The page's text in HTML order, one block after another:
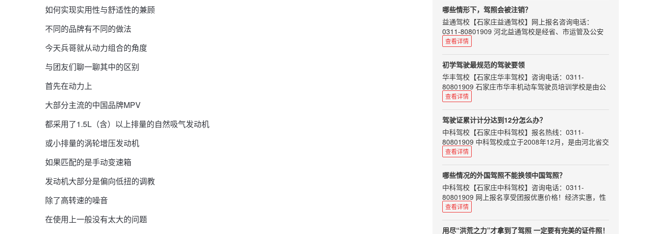
如何实现实用性与舒适性的兼顾
不同的品牌有不同的做法
今天兵哥就从动力组合的角度
与团友们聊一聊其中的区别
首先在动力上
大部分主流的中国品牌MPV
都采用了1.5L（含）以上排量的自然吸气发动机
或小排量的涡轮增压发动机
如果匹配的是手动变速箱
发动机大部分是偏向低扭的调教
除了高转速的噪音
在使用上一般没有太大的问题
也许确实会有这样的情况：部分驾校的场地较便宜、或
是驾校部分让利，从而使其驾考价格低于当地平均水平
几百块，但是这种上千块的报价落差可能会存在猫腻
所以，学车的话，看驾校的报价，更需要的看的是总
价。
可能你是第一次报名，你身...
套考试科目。
驾校、教练之于学车的学员，教练则显得格外重要。一
个好的教练不仅能让我们学习到考试技巧，还能在他的
身上学习到正确的驾驶心得。教练水平高低，可以决定
学员技术掌握及拿照速度，所以说选对教练很重要!
这里先列举一些靠谱的好教练的标准：对待学员耐心细
心有责任感；学员难免犯错，对待学员不大吼大叫变相
羞辱；不会向学员收取“好处”；不势力，对每位学员一
视同仁；诙谐幽默…
如何挑选好教练，可谓是困扰广大学员的重要难题了，
好教练就如好对...
哪些情形下，驾照会被注销？
益通驾校 【石家庄益通驾校】网上报名咨询电话：
0311-80801909 河北益通驾校是经省、市运管及公安
交通部门正式批准的培训与考场为一体的标准化驾校。
套考试科目。
机动车驾驶人具有下列情形之一的，车辆管理所应当注
销其机动车驾驶证：
一、死亡的；
二、身体条件不适合驾驶机动车的；
三、提出注销申请的；
四、丧失民事行为能力，监护人提出注销申请的；
五、超过机动车驾驶证有效期一年以上未换证的；
六、年龄在60周岁以上，在一个记分周期结束后一年内
未提交身体条件证明的；或者持有大型客车、牵引车、
城市公交车、中型客车、大型货车、无轨电车、有轨电
车准驾车型，在两个记分周期结束后一年内未提交身体
条件证明；或者持...
查看详情
初学驾驶最规范的驾驶要领
华丰驾校 【石家庄华丰驾校】咨询电话：0311-
80801909 石家庄市华丰机动车驾驶员培训学校是由公
安、交通部门批准的一类驾校，拥有多年办学经验及雄
本文给初学驾驶的朋友介绍一些最规范的驾驶要领，希
望对大家有所帮助！
［离合器踏板］ 将左脚掌置于踏板中央，踩时一下踩到
底，抬时自然将膝盖上抬。脚跟一般离开地板，主要以
脚腕和小腿来完成，不许以脚跟为轴。
［加速踏板］ 将右脚跟置于地面，稍向右正对踏板。以
右脚跟为支点脚掌轻轻用力踩踏（平稳地踩下和抬
起）。
［制动器踏板］ 将右脚掌置于制动踏板中央，逐渐用力
踩（平稳地），仍以右脚跟为轴。（不可以看，必须条
件反射式地迅速操作。）
［变速杆］ 手用力不要过大；不必特意...
查看详情
驾驶证累计计分达到12分怎么办？
中科驾校 【石家庄中科驾校】报名热线：0311-
80801909 中科驾校成立于2008年12月，是由河北省交
通管理局指定的驾驶人训练考试场，本着“让每一位学
规模，规范的培训，合理的价位，全力为每位学员提供
尽善尽美热情周到的全方位服务。
道路交通安全违法行为累计记分周期为12个月，满分为
12分，从机动车驾驶证初次领取之日起计算。如果驾驶
证累计计分达到12份该怎么办呢？
第1步：驾驶员在一个记分周期内累计积分达到12分
的，交管部门就会扣留（记住只是扣留，不是吊销）其
查看详情
哪些情况的外国驾照不能换领中国驾照？
中科驾校 【石家庄中科驾校】咨询电话：0311-
80801909 网上报名享受团报优惠价格！经济实惠，性
价比超高！
持有国际驾照，能否在中国开车呢？交警部门表示：持
国际驾照在中国开车，仍将被视为无证驾驶。在中国境
查看详情
用尽“洪荒之力”才拿到了驾照 一定要有完美的证件照！